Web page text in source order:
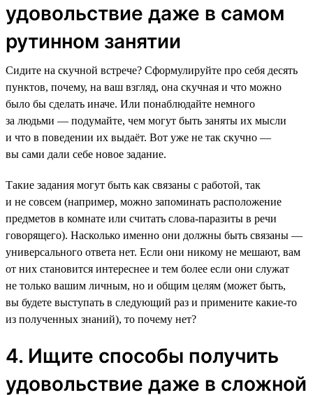
удовольствие даже в самом
рутинном занятии
Сидите на скучной встрече? Сформулируйте про себя десять
пунктов, почему, на ваш взгляд, она скучная и что можно
было бы сделать иначе. Или понаблюдайте немного
за людьми — подумайте, чем могут быть заняты их мысли
и что в поведении их выдаёт. Вот уже не так скучно —
вы сами дали себе новое задание.
Такие задания могут быть как связаны с работой, так
и не совсем (например, можно запоминать расположение
предметов в комнате или считать слова-паразиты в речи
говорящего). Насколько именно они должны быть связаны —
универсального ответа нет. Если они никому не мешают, вам
от них становится интереснее и тем более если они служат
не только вашим личным, но и общим целям (может быть,
вы будете выступать в следующий раз и примените какие-то
из полученных знаний), то почему нет?
4. Ищите способы получить
удовольствие даже в сложной